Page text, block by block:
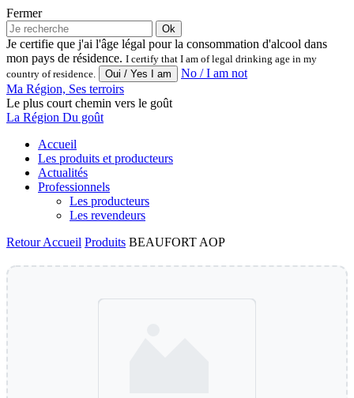
Fermer
Ok
Je certifie que j'ai l'âge légal pour la consommation d'alcool dans
mon pays de résidence. I certify that I am of legal drinking age in my
country of residence.
No / I am not
Ma Région, Ses terroirs
Le plus court chemin vers le goût
La Région Du goût
Accueil
Les produits et producteurs
Actualités
Professionnels
Les producteurs
Les revendeurs
RetourAccueil Produits BEAUFORT AOP